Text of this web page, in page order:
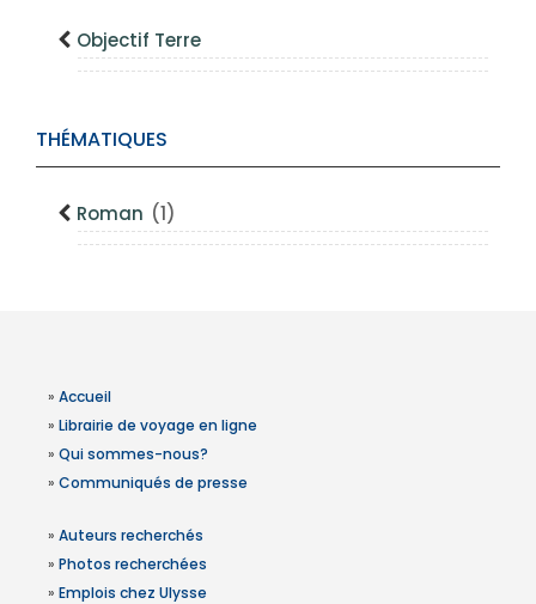
Objectif Terre
THÉMATIQUES
Roman (1)
» Accueil
» Librairie de voyage en ligne
» Qui sommes-nous?
» Communiqués de presse
» Auteurs recherchés
» Photos recherchées
» Emplois chez Ulysse